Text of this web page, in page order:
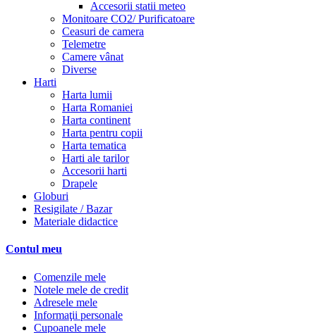
Accesorii statii meteo
Monitoare CO2/ Purificatoare
Ceasuri de camera
Telemetre
Camere vânat
Diverse
Harti
Harta lumii
Harta Romaniei
Harta continent
Harta pentru copii
Harta tematica
Harti ale tarilor
Accesorii harti
Drapele
Globuri
Resigilate / Bazar
Materiale didactice
Contul meu
Comenzile mele
Notele mele de credit
Adresele mele
Informaţii personale
Cupoanele mele